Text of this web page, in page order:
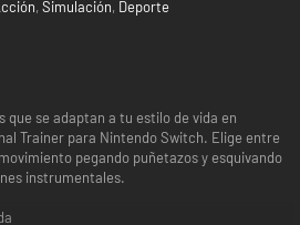
, Simulación, Deporte
que se adaptan a tu estilo de vida en
Trainer para Nintendo Switch. Elige entre
pegando puñetazos y esquivando
instrumentales.